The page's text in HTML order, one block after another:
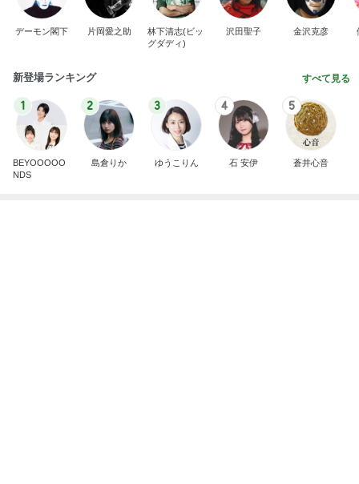
デーモン閣下 片岡愛之助
林下清志(ビッ
グダディ)
沢田聖子 金沢克彦
新登場ランキング すべて見る
1
BEYOOOOO
NDS
2
島倉りか
3
ゆうこりん
4
石 安伊
5
蒼井心音